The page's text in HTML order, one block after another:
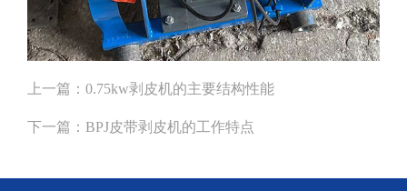
上一篇： 0.75kw剥皮机的主要结构性能
下一篇： BPJ皮带剥皮机的工作特点